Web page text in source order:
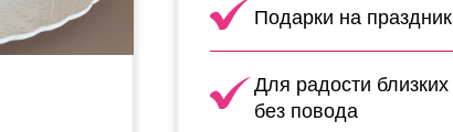
Подарки на праздник
Для радости близких
без повода